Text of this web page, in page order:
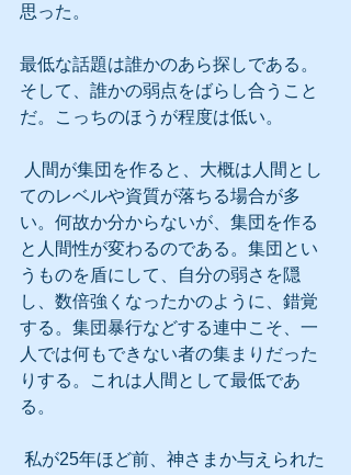
思った。
最低な話題は誰かのあら探しである。
そして、誰かの弱点をばらし合うこと
だ。こっちのほうが程度は低い。
てのレベルや資質が落ちる場合が多
い。何故か分からないが、集団を作る
と人間性が変わるのである。集団とい
うものを盾にして、自分の弱さを隠
し、数倍強くなったかのように、錯覚
する。集団暴行などする連中こそ、一
人では何もできない者の集まりだった
りする。これは人間として最低であ
る。